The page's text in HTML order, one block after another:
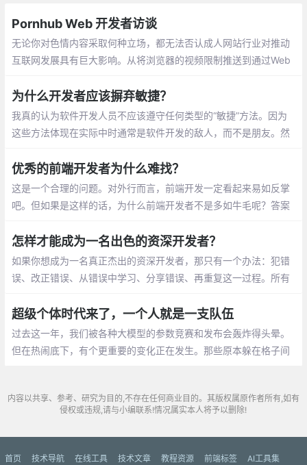
Pornhub Web 开发者访谈
无论你对色情内容采取何种立场，都无法否认成人网站行业对推动
互联网发展具有巨大影响。从将浏览器的视频限制推送到通过Web
明才能在互联网的前沿进行创新。
为什么开发者应该摒弃敏捷？
我真的认为软件开发人员不应该遵守任何类型的“敏捷”方法。因为
这些方法体现在实际中时通常是软件开发的敌人，而不是朋友。然
件的最佳方式
优秀的前端开发者为什么难找？
这是一个合理的问题。对外行而言，前端开发一定看起来易如反掌
吧。但如果是这样的话，为什么前端开发者不是多如牛毛呢？答案
来难得多。
怎样才能成为一名出色的资深开发者？
如果你想成为一名真正杰出的资深开发者，那只有一个办法：犯错
误、改正错误、从错误中学习、分享错误、再重复这一过程。所有
超级个体时代来了，一个人就是一支队伍
过去这一年，我们被各种大模型的参数竞赛和发布会轰炸得头晕。
但在热闹底下，有个更重要的变化正在发生。那些原本躲在格子间
内容以共享、参考、研究为目的,不存在任何商业目的。其版权属原作者所有,如有
侵权或违规,请与小编联系!情况属实本人将予以删除!
首页 技术导航 在线工具 技术文章 教程资源 前端标签 AI工具集